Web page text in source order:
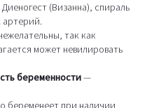
(Визанна), спираль
так как
может невилировать
беременности—
беременеет при наличии